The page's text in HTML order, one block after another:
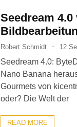
Seedream
Robert Schmidt 12
Seedream 4.0:
Nano Banana
Gourmets von
oder? Die Welt der
READ MORE